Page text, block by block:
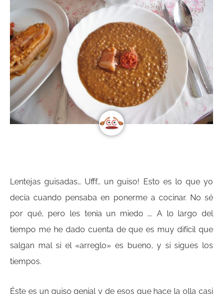
Lentejas guisadas… Ufff… un guiso! Esto es lo que yo
decía cuando pensaba en ponerme a cocinar. No sé
por qué, pero les tenía un miedo …. A lo largo del
tiempo me he dado cuenta de que es muy difícil que
salgan mal si el «arreglo» es bueno, y si sigues los
tiempos.
Éste es un guiso genial y de esos que hace la olla casi